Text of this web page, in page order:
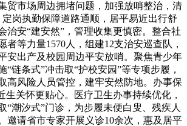
贸市场周边拥堵问题，加强放哨整治，清
岗执勤保障道路通顺，居平易近出行舒
治安“建安然”，管理收集更慎密。整合社
者等力量1570人，组建12支治安巡查队，
安出产及校园周边平安放哨。聚焦青少年
“链条式”冲击取“护校安园”等专项步履，
高风险人员管控，建牢安然防地。办事保
生关怀更贴心。医疗卫生办事持续优化，
“潮汐式”门诊，为步履未便白叟、残疾人
邀请省市专家开展义诊10余次，惠及居平